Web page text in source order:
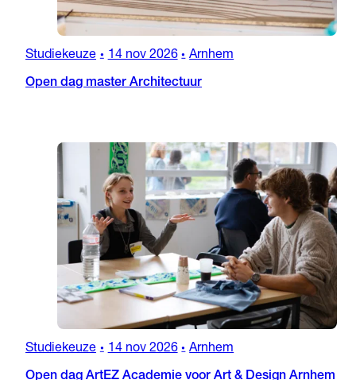
Studiekeuze • 14 nov 2026 • Arnhem
Open dag master Architectuur
Studiekeuze • 14 nov 2026 • Arnhem
Open dag ArtEZ Academie voor Art & Design Arnhem